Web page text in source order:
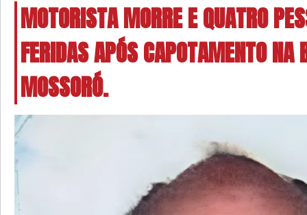
MOTORISTA MORRE E QUATRO
FERIDAS APÓS CAPOTAMENTO
MOSSORÓ.